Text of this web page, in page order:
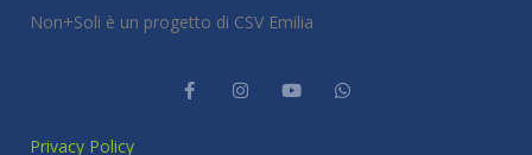
Non+Soli è un progetto di CSV Emilia
Privacy Policy